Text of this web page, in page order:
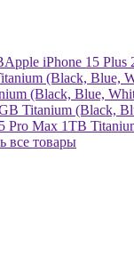
Apple iPhone 15 Plus
(Black, Blue,
(Black, Blue,
Titanium (Black,
Pro Max 1TB
все товары